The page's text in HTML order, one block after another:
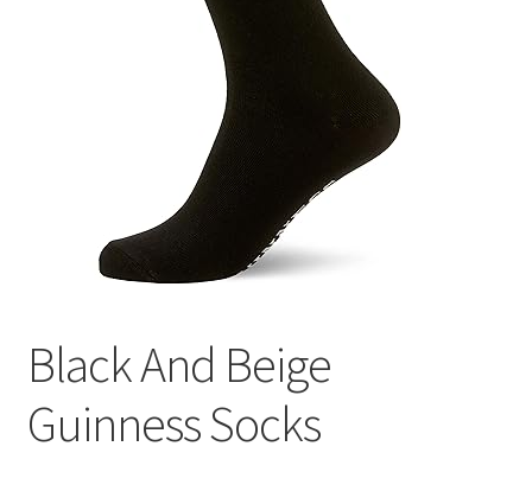
Юр. лицам
Black And Beige
Guinness Socks